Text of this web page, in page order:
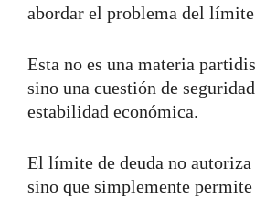
abordar el problema del límite
Esta no es una materia
sino una cuestión de
estabilidad económica.
El límite de deuda no autoriza
sino que simplemente